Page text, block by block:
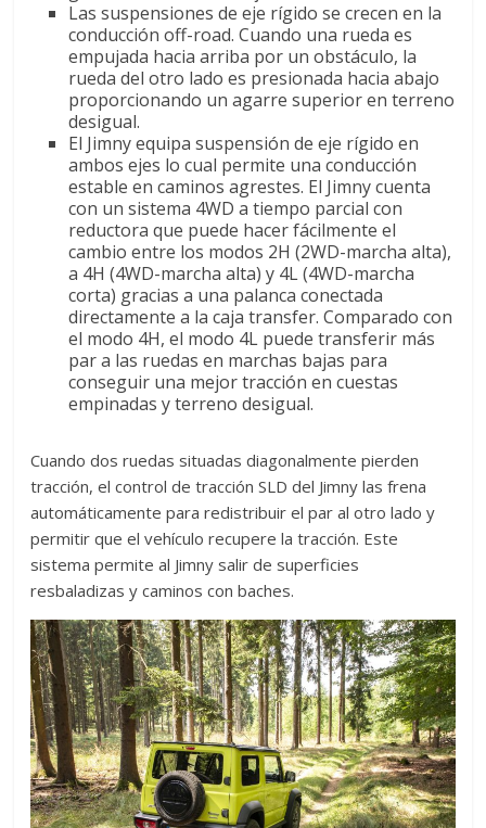
Las suspensiones de eje rígido se crecen en la
conducción off-road. Cuando una rueda es
empujada hacia arriba por un obstáculo, la
rueda del otro lado es presionada hacia abajo
proporcionando un agarre superior en terreno
desigual.
El Jimny equipa suspensión de eje rígido en
ambos ejes lo cual permite una conducción
estable en caminos agrestes. El Jimny cuenta
con un sistema 4WD a tiempo parcial con
reductora que puede hacer fácilmente el
cambio entre los modos 2H (2WD-marcha alta),
a 4H (4WD-marcha alta) y 4L (4WD-marcha
corta) gracias a una palanca conectada
directamente a la caja transfer. Comparado con
el modo 4H, el modo 4L puede transferir más
par a las ruedas en marchas bajas para
conseguir una mejor tracción en cuestas
empinadas y terreno desigual.
Cuando dos ruedas situadas diagonalmente pierden
tracción, el control de tracción SLD del Jimny las frena
automáticamente para redistribuir el par al otro lado y
permitir que el vehículo recupere la tracción. Este
sistema permite al Jimny salir de superficies
resbaladizas y caminos con baches.